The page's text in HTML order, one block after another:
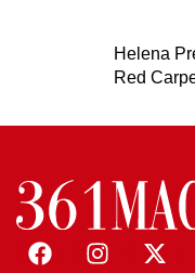
Helena
Red